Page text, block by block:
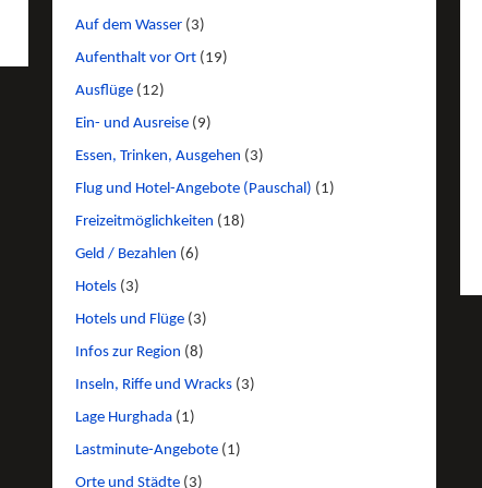
Auf dem Wasser(3)
Aufenthalt vor Ort(19)
Ausflüge(12)
Ein- und Ausreise(9)
Essen, Trinken, Ausgehen (3)
Flug und Hotel-Angebote (Pauschal) (1)
Freizeitmöglichkeiten (18)
Geld / Bezahlen (6)
Hotels(3)
Hotels und Flüge(3)
Infos zur Region (8)
Inseln, Riffe und Wracks(3)
Lage Hurghada(1)
Lastminute-Angebote(1)
Orte und Städte(3)